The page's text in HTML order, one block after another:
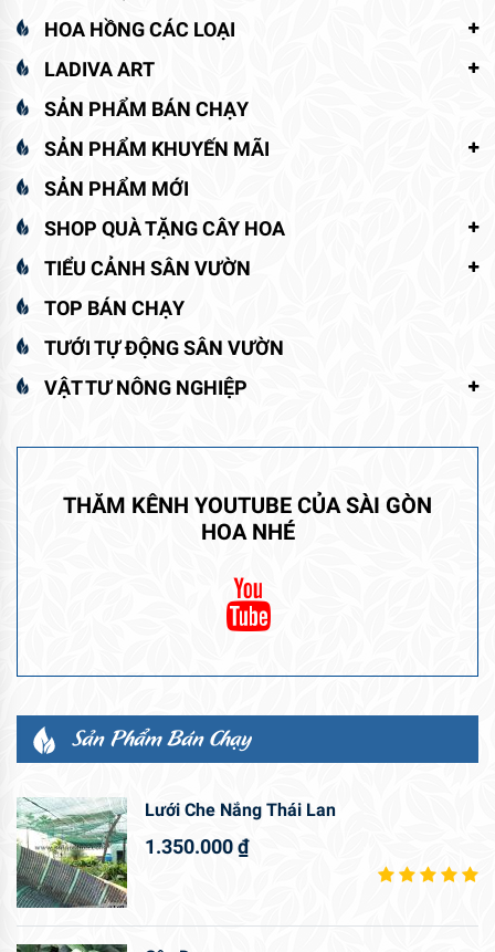
HOA HỒNG CÁC LOẠI
LADIVA ART
SẢN PHẨM BÁN CHẠY
SẢN PHẨM KHUYẾN MÃI
SẢN PHẨM MỚI
SHOP QUÀ TẶNG CÂY HOA
TIỂU CẢNH SÂN VƯỜN
TOP BÁN CHẠY
TƯỚI TỰ ĐỘNG SÂN VƯỜN
VẬT TƯ NÔNG NGHIỆP
THĂM KÊNH YOUTUBE CỦA SÀI GÒN
HOA NHÉ
Sản Phẩm Bán Chạy
Lưới Che Nắng Thái Lan
1.350.000₫